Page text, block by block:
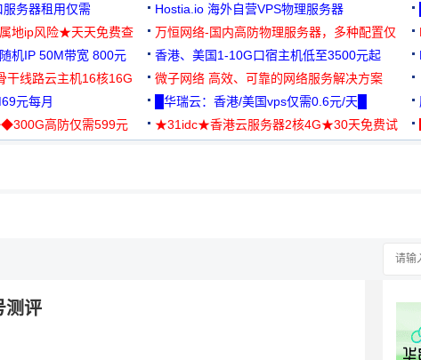
务器租用仅需
Hostia.io 海外自营VPS物理服务器
地ip风险★天天免费查
万恒网络-国内高防物理服务器，多种配置仅
99元/月起
机IP 50M带宽 800元 香港、美国1-10G口宿主机低至3500元起
干线路云主机16核16G
微子网络 高效、可靠的网络服务解决方案
元每月 █华瑞云：香港/美国vps仅需0.6元/天█
高防仅需599元
★31idc★香港云服务器2核4G★30天免费试
测评